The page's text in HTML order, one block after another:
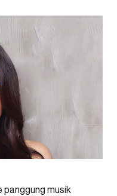
panggung musik